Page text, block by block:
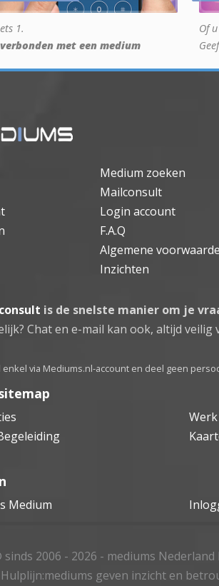
1.
met een medium
Of
Medium zoeken
Mailconsult
Login account
F.A.Q
Algemene
Inzichten
is de snelste manier om je
Chat en e-mail kan ook, altijd veilig
enkel via Mediums.nl-account en deel geen
Medium
sinds 2006 - 2026 - mediums
geven inzicht en